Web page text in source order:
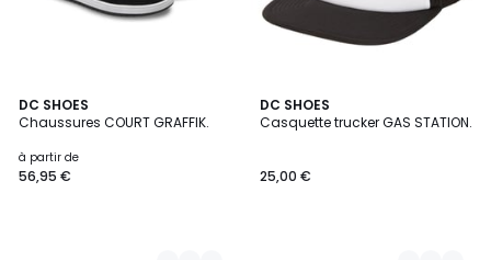
DC SHOES
Chaussures COURT GRAFFIK.
à partir de
56,95 €
2
Couleurs
DC SHOES
Casquette trucker GAS STATION.
25,00 €
2
Couleurs